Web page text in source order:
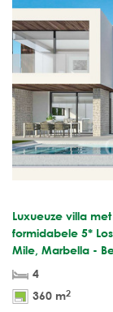
Luxueuze villa
formidabele 5*
Mile, Marbella -
4
360 m2